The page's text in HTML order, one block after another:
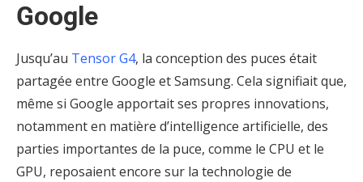
Google
Jusqu’au Tensor G4, la conception des puces était
partagée entre Google et Samsung. Cela signifiait que,
même si Google apportait ses propres innovations,
notamment en matière d’intelligence artificielle, des
parties importantes de la puce, comme le CPU et le
GPU, reposaient encore sur la technologie de